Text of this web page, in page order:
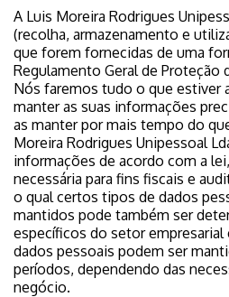
A Luis Moreira Rodrigues
(recolha, armazenamento e
que forem fornecidas de uma
Regulamento Geral de Proteção
Nós faremos tudo o que estiver
manter as suas informações
as manter por mais tempo do
Moreira Rodrigues Unipessoal
informações de acordo com a
necessária para fins fiscais e
o qual certos tipos de dados
mantidos pode também ser
específicos do setor empresarial
dados pessoais podem ser
períodos, dependendo das
negócio.